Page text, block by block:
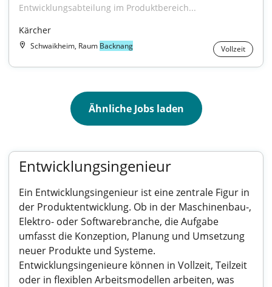
Entwicklungsabteilung im Produktbereich...
Kärcher
Schwaikheim, Raum Backnang Vollzeit
Ähnliche Jobs laden
Entwicklungsingenieur
Ein Entwicklungsingenieur ist eine zentrale Figur in
der Produktentwicklung. Ob in der Maschinenbau-,
Elektro- oder Softwarebranche, die Aufgabe
umfasst die Konzeption, Planung und Umsetzung
neuer Produkte und Systeme.
Entwicklungsingenieure können in Vollzeit, Teilzeit
oder in flexiblen Arbeitsmodellen arbeiten, was